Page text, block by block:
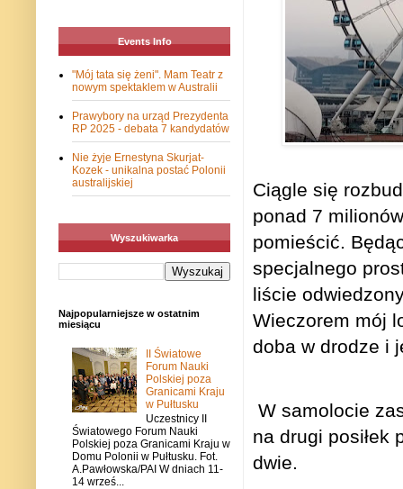
Ciągle się
ponad 7
pomieścić.
specjalnego
liście
Wieczorem mój
doba w drodze i
W samolocie
na drugi posiłek
dwie.
Events Info
"Mój tata się żeni". Mam Teatr z
nowym spektaklem w Australii
Prawybory na urząd Prezydenta
RP 2025 - debata 7 kandydatów
Nie żyje Ernestyna Skurjat-
Kozek - unikalna postać Polonii
australijskiej
Wyszukiwarka
Najpopularniejsze w ostatnim
miesiącu
II Światowe
Forum Nauki
Polskiej poza
Granicami Kraju
w Pułtusku
Uczestnicy II
Światowego Forum Nauki
Polskiej poza Granicami Kraju w
Domu Polonii w Pułtusku. Fot.
A.Pawłowska/PAI W dniach 11-
14 wrześ...